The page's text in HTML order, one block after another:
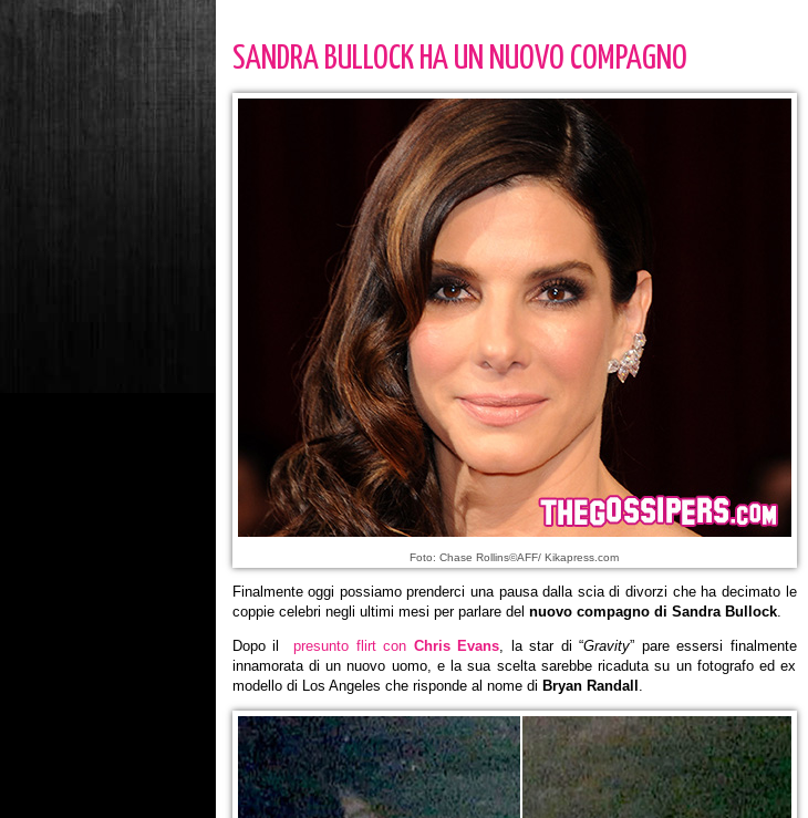
SANDRA BULLOCK HA UN NUOVO COMPAGNO
Foto: Chase Rollins©AFF/ Kikapress.com
Finalmente oggi possiamo prenderci una pausa dalla scia di divorzi che ha decimato le
coppie celebri negli ultimi mesi per parlare del nuovo compagno di Sandra Bullock.
Dopo il presunto flirt con Chris Evans, la star di “Gravity” pare essersi finalmente
innamorata di un nuovo uomo, e la sua scelta sarebbe ricaduta su un fotografo ed ex
modello di Los Angeles che risponde al nome di Bryan Randall .